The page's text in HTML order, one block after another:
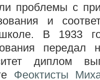
проблемы с
и
В 1933
передал
диплом
Феоктисты